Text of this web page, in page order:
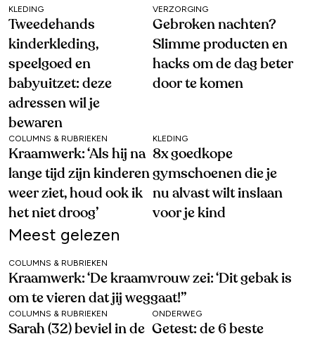
KLEDING
Tweedehands
kinderkleding,
speelgoed en
babyuitzet: deze
adressen wil je
bewaren
VERZORGING
Gebroken nachten?
Slimme producten en
hacks om de dag beter
door te komen
COLUMNS & RUBRIEKEN
Kraamwerk: ‘Als hij na
lange tijd zijn kinderen
weer ziet, houd ook ik
het niet droog’
KLEDING
8x goedkope
gymschoenen die je
nu alvast wilt inslaan
voor je kind
Meest gelezen
COLUMNS & RUBRIEKEN
Kraamwerk: ‘De kraamvrouw zei: ‘Dit gebak is
om te vieren dat jij weggaat!’’
COLUMNS & RUBRIEKEN
Sarah (32) beviel in de
ONDERWEG
Getest: de 6 beste